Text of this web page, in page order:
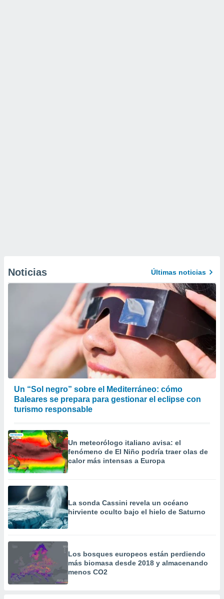
Noticias Últimas noticias
Un “Sol negro” sobre el Mediterráneo: cómo
Baleares se prepara para gestionar el eclipse con
turismo responsable
Un meteorólogo italiano avisa: el
fenómeno de El Niño podría traer olas de
calor más intensas a Europa
La sonda Cassini revela un océano
hirviente oculto bajo el hielo de Saturno
Los bosques europeos están perdiendo
más biomasa desde 2018 y almacenando
menos CO2